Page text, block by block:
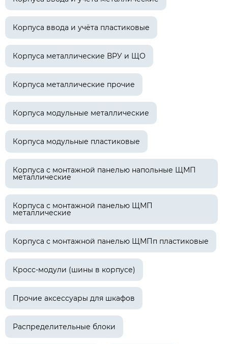
Корпуса ввода и учёта пластиковые
Корпуса металлические ВРУ и ЩО
Корпуса металлические прочие
Корпуса модульные металлические
Корпуса модульные пластиковые
Корпуса с монтажной панелью напольные ЩМП
металлические
Корпуса с монтажной панелью ЩМП
металлические
Корпуса с монтажной панелью ЩМПп пластиковые
Кросс-модули (шины в корпусе)
Прочие аксессуары для шкафов
Распределительные блоки